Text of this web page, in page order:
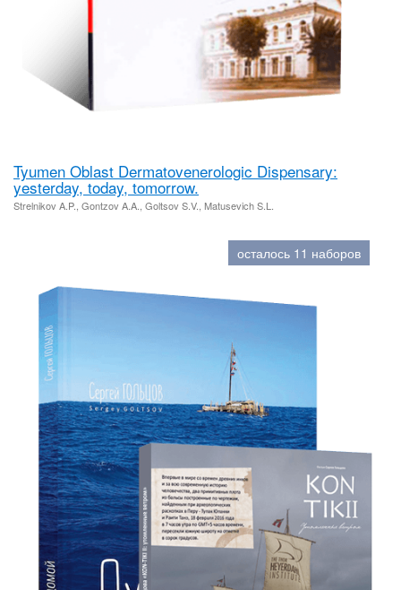
Tyumen Oblast Dermatovenerologic Dispensary:
yesterday, today, tomorrow.
Strelnikov A.P., Gontzov A.A., Goltsov S.V., Matusevich S.L.
осталось 11 наборов